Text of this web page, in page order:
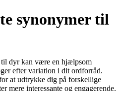
synonymer til
dyr kan være en hjælpsom
efter variation i dit ordforråd.
at udtrykke dig på forskellige
mere interessante og engagerende.